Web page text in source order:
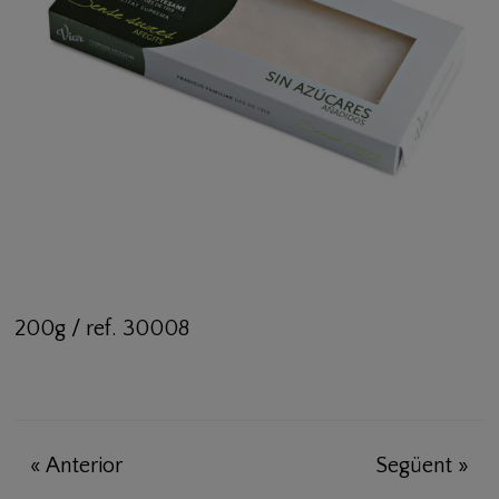
200g / ref. 30008
«Anterior Següent »